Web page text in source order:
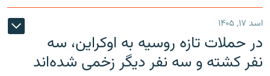
اسد ۱۷, ۱۴۰۵
در حملات تازه روسیه به اوکراین، سه
نفر کشته و سه نفر دیگر زخمی شده‌اند